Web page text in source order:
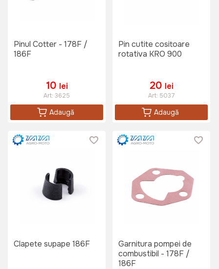
Pinul Cotter - 178F /
186F
10 lei
Art: 3625
Adaugă
Pin cutite cositoare
rotativa KRO 900
20 lei
Art: 5037
Adaugă
Clapete supape 186F
Garnitura pompei de
combustibil - 178F /
186F